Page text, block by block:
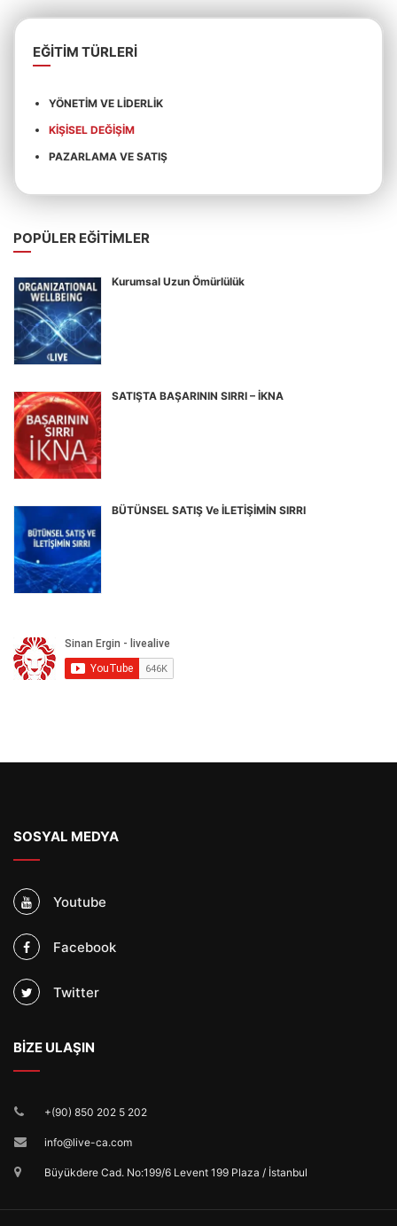
EĞITIM TÜRLERI
YÖNETIM VE LIDERLIK
KIŞISEL DEĞIŞIM
PAZARLAMA VE SATIŞ
POPÜLER EĞITIMLER
Kurumsal Uzun Ömürlülük
SATIŞTA BAŞARININ SIRRI – İKNA
BÜTÜNSEL SATIŞ Ve İLETİŞİMİN SIRRI
SOSYAL MEDYA
Youtube
Facebook
Twitter
BİZE ULAŞIN
+(90) 850 202 5 202
info@live-ca.com
Büyükdere Cad. No:199/6 Levent 199 Plaza / İstanbul